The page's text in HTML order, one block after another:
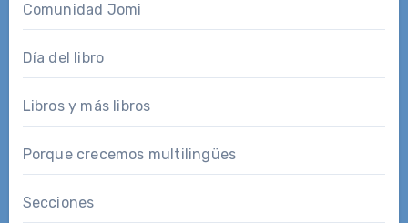
Comunidad Jomi
Día del libro
Libros y más libros
Porque crecemos multilingües
Secciones